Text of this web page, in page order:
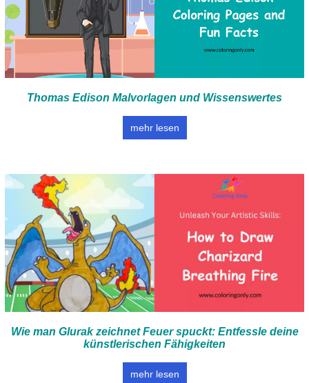
Thomas Edison Malvorlagen und Wissenswertes
mehr lesen
Wie man Glurak zeichnet Feuer spuckt: Entfessle deine
künstlerischen Fähigkeiten
mehr lesen